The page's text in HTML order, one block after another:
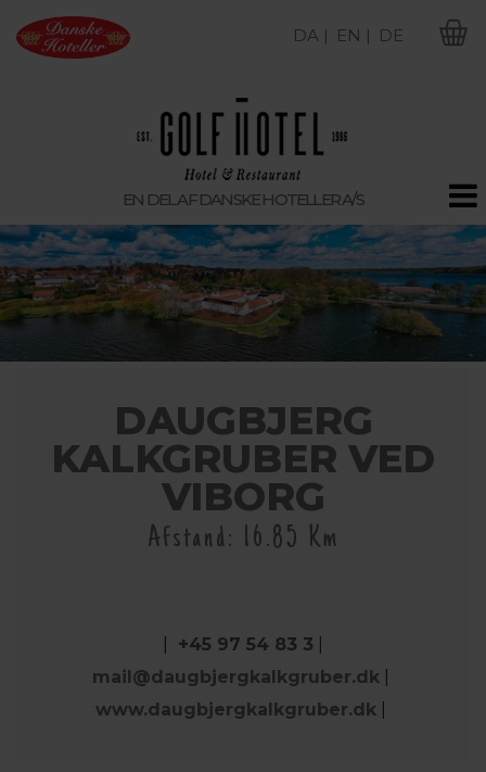
EN DEL AF DANSKE HOTELLER A/S
DA | EN | DE
DAUGBJERG
KALKGRUBER VED
VIBORG
Afstand: 16.85 Km
+45 97 54 83 3
mail@daugbjergkalkgruber.dk
www.daugbjergkalkgruber.dk